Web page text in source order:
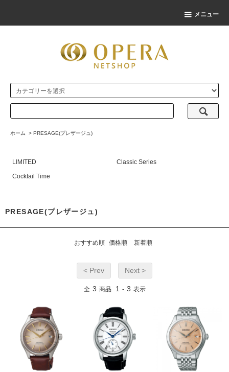
メニュー
ホーム > PRESAGE(プレザージュ)
LIMITED
Classic Series
Cocktail Time
PRESAGE(プレザージュ)
おすすめ順 価格順 新着順
< Prev Next >
全 3 商品 1 - 3 表示